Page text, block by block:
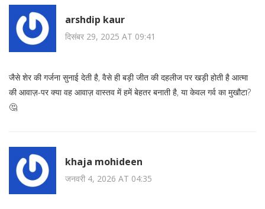
arshdip kaur
दिसंबर 29, 2025 AT 09:41
जैसे शेर की गर्जना सुनाई देती है, वैसे ही बड़ी जीत की दहलीज पर खड़ी होती है आत्मा
की आवाज़-पर क्या वह आवाज़ वास्तव में हमें बेहतर बनाती है, या केवल गर्व का मुखौटा?
🤔
khaja mohideen
जनवरी 4, 2026 AT 04:35